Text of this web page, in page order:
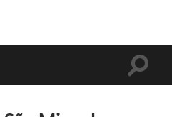
Toggle